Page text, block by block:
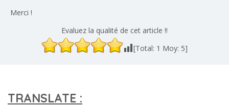
Merci !
Evaluez la qualité de cet article !!
[Total: 1 Moy: 5]
TRANSLATE :